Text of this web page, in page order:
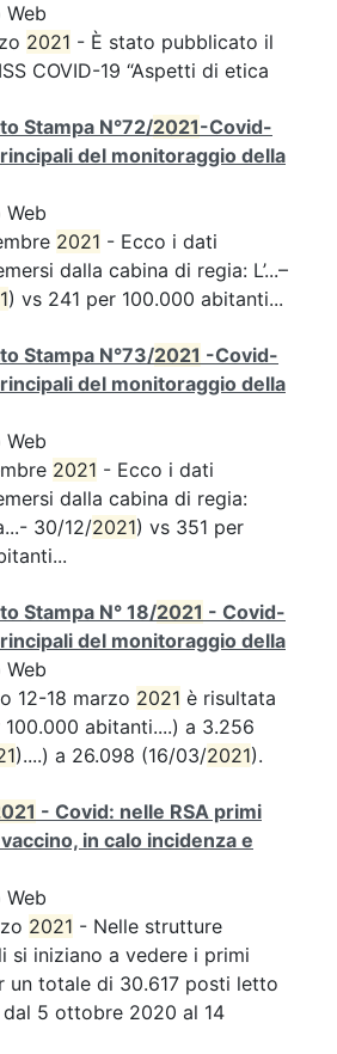
2021 - È stato pubblicato il
COVID-19 “Aspetti di etica
Stampa N°72/2021-Covid-
del monitoraggio della
2021 - Ecco i dati
dalla cabina di regia: L’...–
) vs 241 per 100.000 abitanti...
Stampa N°73/2021 -Covid-
del monitoraggio della
2021 - Ecco i dati
dalla cabina di regia:
30/12/2021) vs 351 per
Stampa N° 18/2021 - Covid-
del monitoraggio della
12-18 marzo 2021 è risultata
abitanti....) a 3.256
)....) a 26.098 (16/03/2021).
- Covid: nelle RSA primi
in calo incidenza e
2021 - Nelle strutture
si iniziano a vedere i primi
un totale di 30.617 posti letto
5 ottobre 2020 al 14